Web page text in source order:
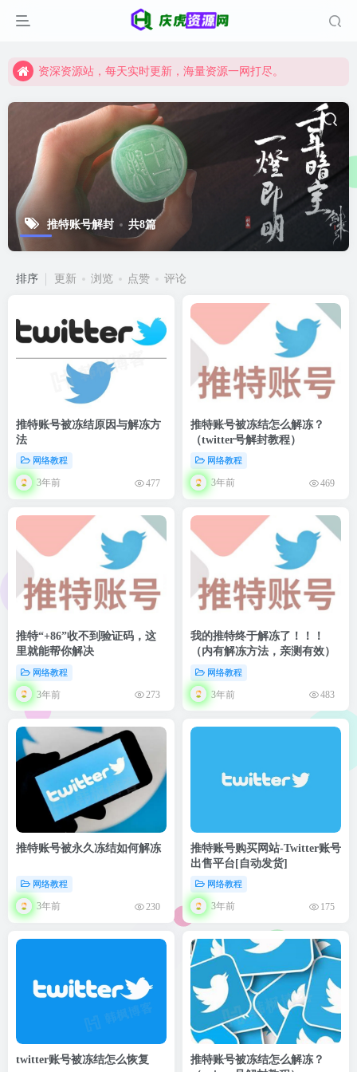
资深资源站，每天实时更新，海量资源一网打尽。
资深资源站，每天实时更新，海量资源一网打尽。
推特账号解封 共8篇
排序 更新 浏览 点赞 评论
推特账号被冻结原因与解冻方
法
网络教程
3年前 477
推特账号被冻结怎么解冻？
（twitter号解封教程）
网络教程
3年前 469
推特“+86”收不到验证码，这
里就能帮你解决
网络教程
3年前 273
我的推特终于解冻了！！！
（内有解冻方法，亲测有效）
网络教程
3年前 483
推特账号被永久冻结如何解冻
网络教程
3年前 230
推特账号购买网站-Twitter账号
出售平台[自动发货]
网络教程
3年前 175
twitter账号被冻结怎么恢复
推特账号被冻结怎么解冻？